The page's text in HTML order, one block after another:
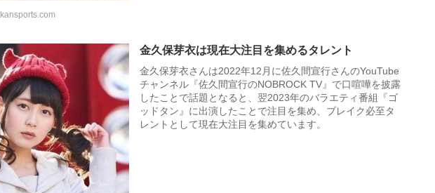
金久保芽衣は現在大注目を集めるタレント
金久保芽衣さんは2022年12月に佐久間宣行さんのYouTube
チャンネル『佐久間宣行のNOBROCK TV』で口喧嘩を披露
したことで話題となると、翌2023年のバラエティ番組『ゴ
ッドタン』に出演したことで注目を集め、ブレイク必至タ
レントとして現在大注目を集めています。